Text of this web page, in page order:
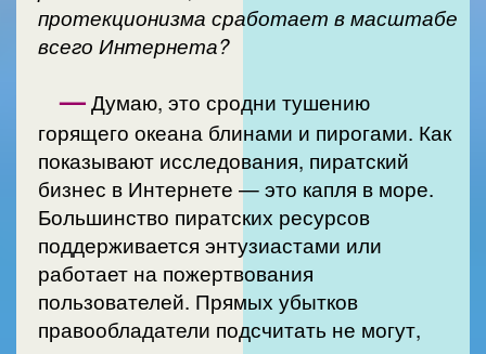
протекционизма сработает в масштабе
всего Интернета?
—Думаю, это сродни тушению
горящего океана блинами и пирогами. Как
показывают исследования, пиратский
бизнес в Интернете — это капля в море.
Большинство пиратских ресурсов
поддерживается энтузиастами или
работает на пожертвования
пользователей. Прямых убытков
правообладатели подсчитать не могут,